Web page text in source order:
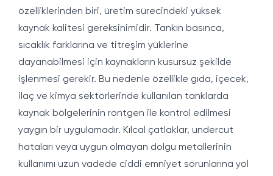
özelliklerinden biri, üretim sürecindeki yüksek
kaynak kalitesi gereksinimidir. Tankın basınca,
sıcaklık farklarına ve titreşim yüklerine
dayanabilmesi için kaynakların kusursuz şekilde
işlenmesi gerekir. Bu nedenle özellikle gıda, içecek,
ilaç ve kimya sektörlerinde kullanılan tanklarda
kaynak bölgelerinin röntgen ile kontrol edilmesi
yaygın bir uygulamadır. Kılcal çatlaklar, undercut
hataları veya uygun olmayan dolgu metallerinin
kullanımı uzun vadede ciddi emniyet sorunlarına yol